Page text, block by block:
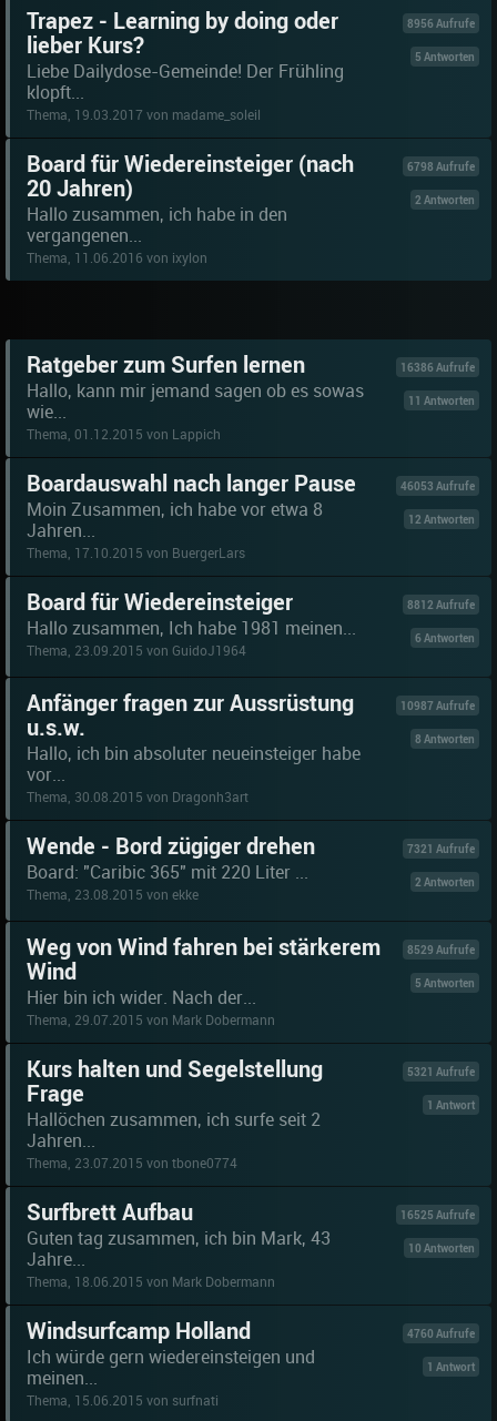
Trapez - Learning by doing oder
lieber Kurs?
Liebe Dailydose-Gemeinde! Der Frühling
klopft...
Thema, 19.03.2017 von madame_soleil
8956 Aufrufe
5 Antworten
Board für Wiedereinsteiger (nach
20 Jahren)
Hallo zusammen, ich habe in den
vergangenen...
Thema, 11.06.2016 von ixylon
6798 Aufrufe
2 Antworten
Ratgeber zum Surfen lernen
Hallo, kann mir jemand sagen ob es sowas
wie...
Thema, 01.12.2015 von Lappich
16386 Aufrufe
11 Antworten
Boardauswahl nach langer Pause
Moin Zusammen, ich habe vor etwa 8
Jahren...
Thema, 17.10.2015 von BuergerLars
46053 Aufrufe
12 Antworten
Board für Wiedereinsteiger
Hallo zusammen, Ich habe 1981 meinen...
Thema, 23.09.2015 von GuidoJ1964
8812 Aufrufe
6 Antworten
Anfänger fragen zur Aussrüstung
u.s.w.
Hallo, ich bin absoluter neueinsteiger habe
vor...
Thema, 30.08.2015 von Dragonh3art
10987 Aufrufe
8 Antworten
Wende - Bord zügiger drehen
Board: "Caribic 365" mit 220 Liter ...
Thema, 23.08.2015 von ekke
7321 Aufrufe
2 Antworten
Weg von Wind fahren bei stärkerem
Wind
Hier bin ich wider. Nach der...
Thema, 29.07.2015 von Mark Dobermann
8529 Aufrufe
5 Antworten
Kurs halten und Segelstellung
Frage
Hallöchen zusammen, ich surfe seit 2
Jahren...
Thema, 23.07.2015 von tbone0774
5321 Aufrufe
1 Antwort
Surfbrett Aufbau
Guten tag zusammen, ich bin Mark, 43
Jahre...
Thema, 18.06.2015 von Mark Dobermann
16525 Aufrufe
10 Antworten
Windsurfcamp Holland
Ich würde gern wiedereinsteigen und
meinen...
Thema, 15.06.2015 von surfnati
4760 Aufrufe
1 Antwort